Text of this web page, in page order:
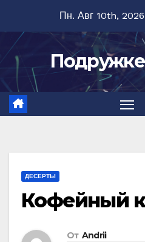
содержимому
Пн. Авг 10th, 2026
ДЕСЕРТЫ
Кофейный
От Andrii